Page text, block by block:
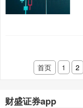
首页 1 2
财盛证券app